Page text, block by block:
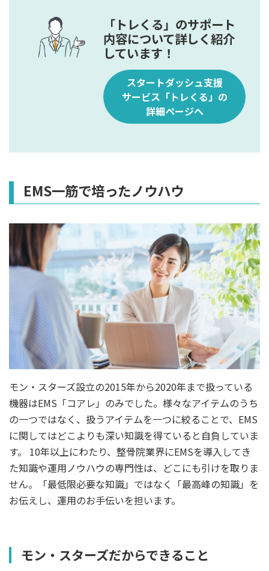
「トレくる」のサポート
内容について詳しく紹介
しています！
スタートダッシュ支援
サービス「トレくる」の
詳細ページへ
EMS一筋で培ったノウハウ
モン・スターズ設立の2015年から2020年まで扱っている
機器はEMS「コアレ」のみでした。様々なアイテムのうち
の一つではなく、扱うアイテムを一つに絞ることで、EMS
に関してはどこよりも深い知識を得ていると自負していま
す。 10年以上にわたり、整骨院業界にEMSを導入してき
た知識や運用ノウハウの専門性は、どこにも引けを取りま
せん。「最低限必要な知識」ではなく「最高峰の知識」を
お伝えし、運用のお手伝いを担います。
モン・スターズだからできること